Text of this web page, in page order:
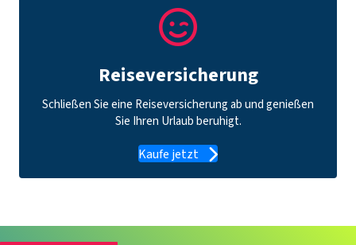
Reiseversicherung
Schließen Sie eine Reiseversicherung ab und genießen
Sie Ihren Urlaub beruhigt.
Kaufe jetzt